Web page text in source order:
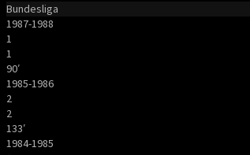
Bundesliga
1987-1988
1
1
90′
1985-1986
2
2
133′
1984-1985